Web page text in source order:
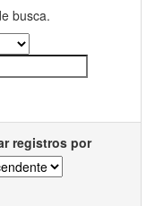
busca.
registros por